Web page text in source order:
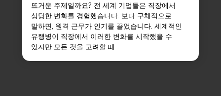
뜨거운 주제일까요? 전 세계 기업들은 직장에서
상당한 변화를 경험했습니다. 보다 구체적으로
말하면, 원격 근무가 인기를 끌었습니다. 세계적인
유행병이 직장에서 이러한 변화를 시작했을 수
있지만 모든 것을 고려할 때...